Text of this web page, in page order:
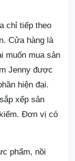
chỉ tiếp theo
Cửa hàng là
muốn mua sản
Jenny được
hiện đại.
xếp sản
Đơn vị có
phẩm, nồi